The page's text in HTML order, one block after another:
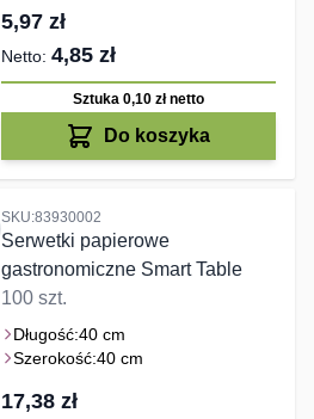
5,97 zł
4,85 zł
Sztuka 0,10 złnetto
Do koszyka
SKU:83930002
Serwetki papierowe
gastronomiczne Smart Table
100 szt.
Długość:40 cm
Szerokość:40 cm
17,38 zł